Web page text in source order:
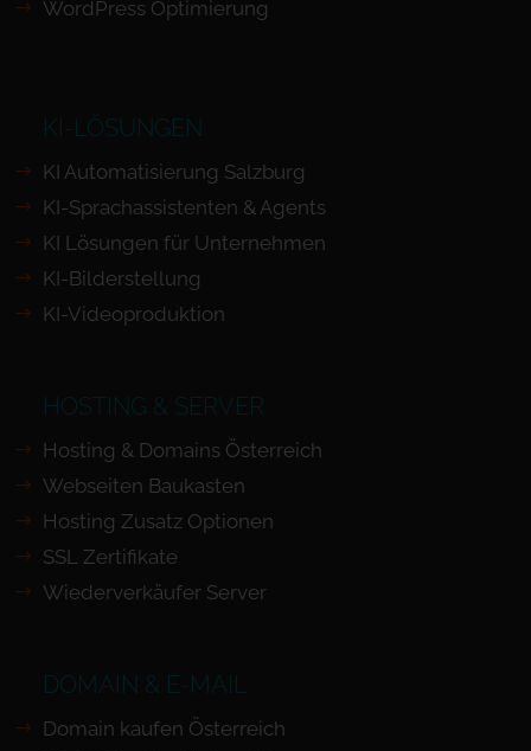
WordPress Optimierung
KI-LÖSUNGEN
KI Automatisierung Salzburg
KI-Sprachassistenten & Agents
KI Lösungen für Unternehmen
KI-Bilderstellung
KI-Videoproduktion
HOSTING & SERVER
Hosting & Domains Österreich
Webseiten Baukasten
Hosting Zusatz Optionen
SSL Zertifikate
Wiederverkäufer Server
DOMAIN & E-MAIL
Domain kaufen Österreich